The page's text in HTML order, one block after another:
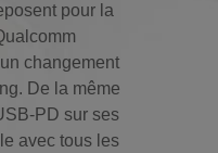
pour la
changement
De la même
PD sur ses
avec tous les